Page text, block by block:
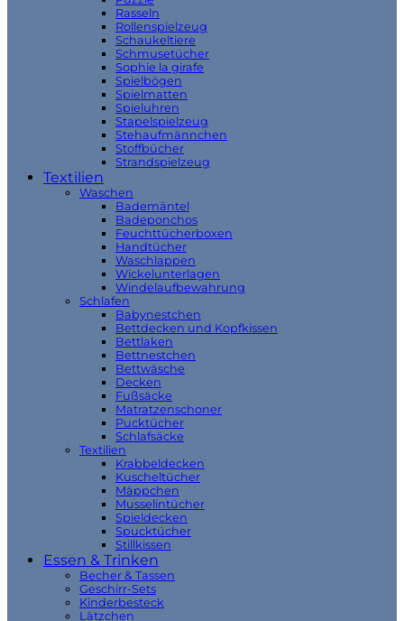
Rasseln
Rollenspielzeug
Schaukeltiere
Schmusetücher
Sophie la girafe
Spielbögen
Spielmatten
Spieluhren
Stapelspielzeug
Stehaufmännchen
Stoffbücher
Strandspielzeug
Textilien
Waschen
Bademäntel
Badeponchos
Feuchttücherboxen
Handtücher
Waschlappen
Wickelunterlagen
Windelaufbewahrung
Schlafen
Babynestchen
Bettdecken und Kopfkissen
Bettlaken
Bettnestchen
Bettwäsche
Decken
Fußsäcke
Matratzenschoner
Pucktücher
Schlafsäcke
Textilien
Krabbeldecken
Kuscheltücher
Mäppchen
Musselintücher
Spieldecken
Spucktücher
Stillkissen
Essen & Trinken
Becher & Tassen
Geschirr-Sets
Kinderbesteck
Lätzchen